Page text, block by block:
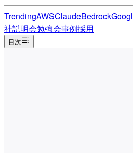
TrendingAWSClaudeBedrock
社説明会勉強会事例採用
目次